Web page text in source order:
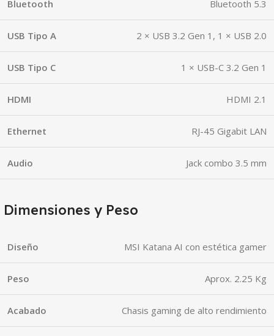
Bluetooth Bluetooth 5.3
USB Tipo A 2 × USB 3.2 Gen 1, 1 × USB 2.0
USB Tipo C 1 × USB-C 3.2 Gen 1
HDMI HDMI 2.1
Ethernet RJ-45 Gigabit LAN
Audio Jack combo 3.5 mm
Dimensiones y Peso
Diseño MSI Katana AI con estética gamer
Peso Aprox. 2.25 Kg
Acabado Chasis gaming de alto rendimiento